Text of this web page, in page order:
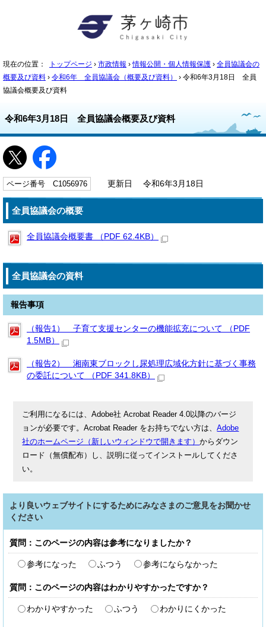
現在の位置： トップページ › 市政情報 ›情報公開・個人情報保護 › 全員協議会の
概要及び資料 › 令和6年 全員協議会（概要及び資料）
› 令和6年3月18日 全員
協議会概要及び資料
令和6年3月18日 全員協議会概要及び資料
ページ番号 C1056976 更新日 令和6年3月18日
全員協議会の概要
全員協議会概要書 （PDF 62.4KB）
全員協議会の資料
報告事項
（報告1） 子育て支援センターの機能拡充について （PDF
1.5MB）
（報告2） 湘南東ブロックし尿処理広域化方針に基づく事務
の委託について （PDF 341.8KB）
ご利用になるには、Adobe社 Acrobat Reader 4.0以降のバージ
ョンが必要です。Acrobat Reader をお持ちでない方は、Adobe
社のホームページ（新しいウィンドウで開きます）からダウン
ロード（無償配布）し、説明に従ってインストールしてくださ
い。
より良いウェブサイトにするためにみなさまのご意見をお聞かせ
ください
質問：このページの内容は参考になりましたか？
参考になった ふつう 参考にならなかった
質問：このページの内容はわかりやすかったですか？
わかりやすかった ふつう わかりにくかった